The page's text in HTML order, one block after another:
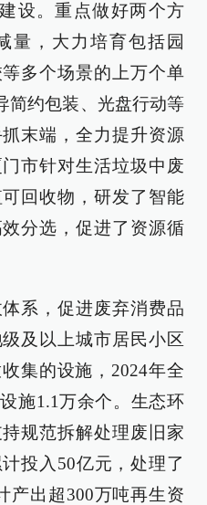
设。重点做好两个方
量，大力培育包括园
多个场景的上万个单
简约包装、光盘行动等
末端，全力提升资源
市针对生活垃圾中废
回收物，研发了智能
分选，促进了资源循
系，促进废弃消费品
及以上城市居民小区
集的设施，2024年全
施1.1万余个。生态环
规范拆解处理废旧家
投入50亿元，处理了
产出超300万吨再生资